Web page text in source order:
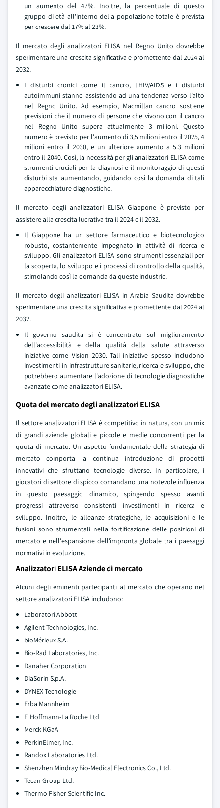
un aumento del 47%. Inoltre, la percentuale di questo
gruppo di età all'interno della popolazione totale è prevista
per crescere dal 17% al 23%.
Il mercato degli analizzatori ELISA nel Regno Unito dovrebbe
sperimentare una crescita significativa e promettente dal 2024 al
2032.
I disturbi cronici come il cancro, l'HIV/AIDS e i disturbi
autoimmuni stanno assistendo ad una tendenza verso l'alto
nel Regno Unito. Ad esempio, Macmillan cancro sostiene
previsioni che il numero di persone che vivono con il cancro
nel Regno Unito supera attualmente 3 milioni. Questo
numero è previsto per l'aumento di 3,5 milioni entro il 2025, 4
milioni entro il 2030, e un ulteriore aumento a 5.3 milioni
entro il 2040. Così, la necessità per gli analizzatori ELISA come
strumenti cruciali per la diagnosi e il monitoraggio di questi
disturbi sta aumentando, guidando così la domanda di tali
apparecchiature diagnostiche.
Il mercato degli analizzatori ELISA Giappone è previsto per
assistere alla crescita lucrativa tra il 2024 e il 2032.
Il Giappone ha un settore farmaceutico e biotecnologico
robusto, costantemente impegnato in attività di ricerca e
sviluppo. Gli analizzatori ELISA sono strumenti essenziali per
la scoperta, lo sviluppo e i processi di controllo della qualità,
stimolando così la domanda da queste industrie.
Il mercato degli analizzatori ELISA in Arabia Saudita dovrebbe
sperimentare una crescita significativa e promettente dal 2024 al
2032.
Il governo saudita si è concentrato sul miglioramento
dell'accessibilità e della qualità della salute attraverso
iniziative come Vision 2030. Tali iniziative spesso includono
investimenti in infrastrutture sanitarie, ricerca e sviluppo, che
potrebbero aumentare l'adozione di tecnologie diagnostiche
avanzate come analizzatori ELISA.
Quota del mercato degli analizzatori ELISA
Il settore analizzatori ELISA è competitivo in natura, con un mix
di grandi aziende globali e piccole e medie concorrenti per la
quota di mercato. Un aspetto fondamentale della strategia di
mercato comporta la continua introduzione di prodotti
innovativi che sfruttano tecnologie diverse. In particolare, i
giocatori di settore di spicco comandano una notevole influenza
in questo paesaggio dinamico, spingendo spesso avanti
progressi attraverso consistenti investimenti in ricerca e
sviluppo. Inoltre, le alleanze strategiche, le acquisizioni e le
fusioni sono strumentali nella fortificazione delle posizioni di
mercato e nell'espansione dell'impronta globale tra i paesaggi
normativi in evoluzione.
Analizzatori ELISA Aziende di mercato
Alcuni degli eminenti partecipanti al mercato che operano nel
settore analizzatori ELISA includono:
Laboratori Abbott
Agilent Technologies, Inc.
bioMérieux S.A.
Bio-Rad Laboratories, Inc.
Danaher Corporation
DiaSorin S.p.A.
DYNEX Tecnologie
Erba Mannheim
F. Hoffmann-La Roche Ltd
Merck KGaA
PerkinElmer, Inc.
Randox Laboratories Ltd.
Shenzhen Mindray Bio-Medical Electronics Co., Ltd.
Tecan Group Ltd.
Thermo Fisher Scientific Inc.